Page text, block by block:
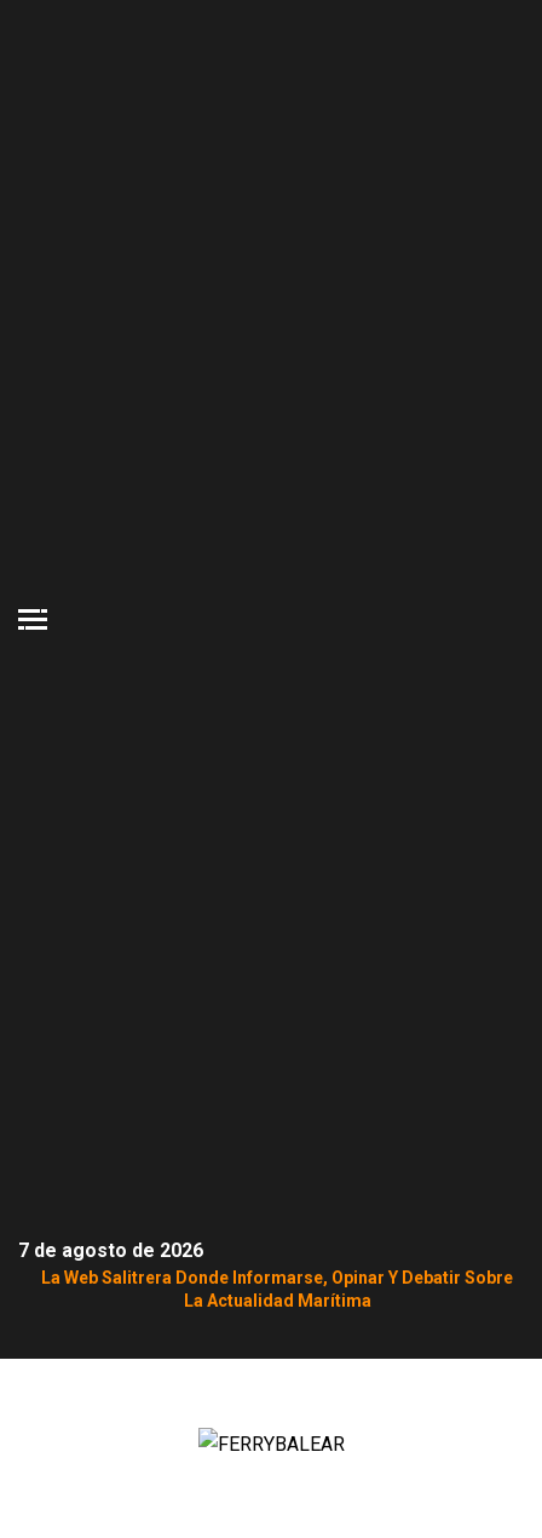
7 de agosto de 2026
La Web Salitrera Donde Informarse, Opinar Y Debatir Sobre
La Actualidad Marítima